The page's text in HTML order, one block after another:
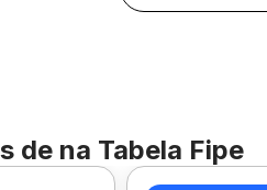
de na Tabela Fipe